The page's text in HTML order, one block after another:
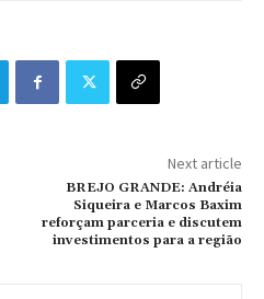
Next article
BREJO GRANDE: Andréia
Siqueira e Marcos Baxim
reforçam parceria e discutem
investimentos para a região